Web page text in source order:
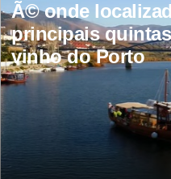
Ã© onde
principais
vinho do Porto